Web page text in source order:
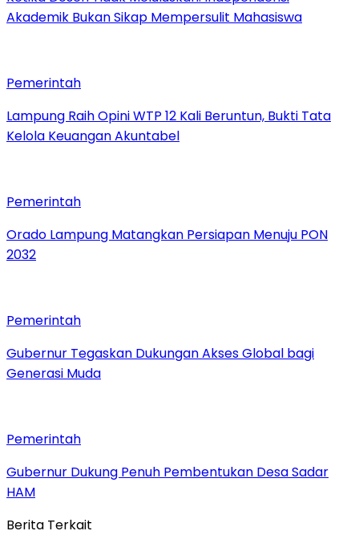
Akademik Bukan Sikap Mempersulit Mahasiswa
Pemerintah
Lampung Raih Opini WTP 12 Kali Beruntun, Bukti Tata
Kelola Keuangan Akuntabel
Pemerintah
Orado Lampung Matangkan Persiapan Menuju PON
2032
Pemerintah
Gubernur Tegaskan Dukungan Akses Global bagi
Generasi Muda
Pemerintah
Gubernur Dukung Penuh Pembentukan Desa Sadar
HAM
Berita Terkait